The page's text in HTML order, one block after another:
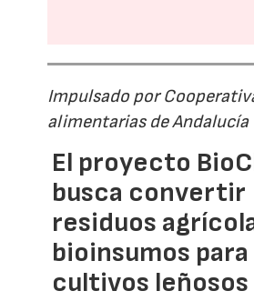
Impulsado por
alimentarias de Andalucía
El proyecto
busca convertir
residuos
bioinsumos para
cultivos leñosos